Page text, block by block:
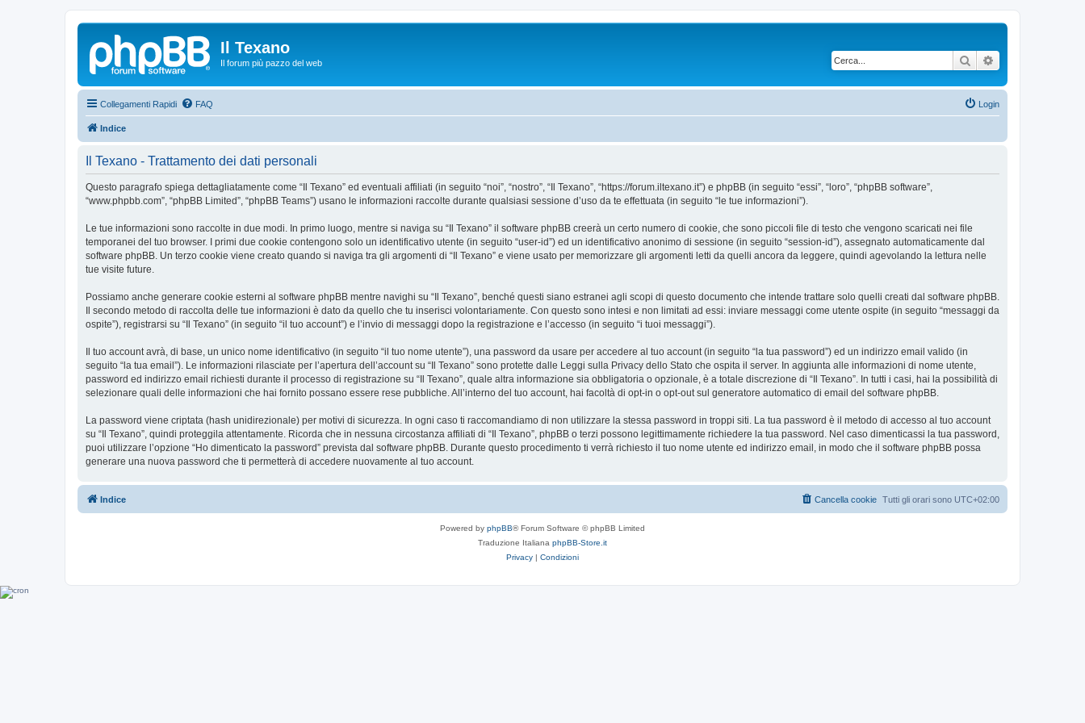
Il Texano
Il forum più pazzo del web Cerca
Collegamenti Rapidi FAQ Login
Indice
Il Texano - Trattamento dei dati personali
Questo paragrafo spiega dettagliatamente come “Il Texano” ed eventuali affiliati (in seguito “noi”, “nostro”, “Il Texano”, “https://forum.iltexano.it”) e phpBB (in seguito “essi”, “loro”, “phpBB software”,
“www.phpbb.com”, “phpBB Limited”, “phpBB Teams”) usano le informazioni raccolte durante qualsiasi sessione d’uso da te effettuata (in seguito “le tue informazioni”).
Le tue informazioni sono raccolte in due modi. In primo luogo, mentre si naviga su “Il Texano” il software phpBB creerà un certo numero di cookie, che sono piccoli file di testo che vengono scaricati nei file
temporanei del tuo browser. I primi due cookie contengono solo un identificativo utente (in seguito “user-id”) ed un identificativo anonimo di sessione (in seguito “session-id”), assegnato automaticamente dal
software phpBB. Un terzo cookie viene creato quando si naviga tra gli argomenti di “Il Texano” e viene usato per memorizzare gli argomenti letti da quelli ancora da leggere, quindi agevolando la lettura nelle
tue visite future.
Possiamo anche generare cookie esterni al software phpBB mentre navighi su “Il Texano”, benché questi siano estranei agli scopi di questo documento che intende trattare solo quelli creati dal software phpBB.
Il secondo metodo di raccolta delle tue informazioni è dato da quello che tu inserisci volontariamente. Con questo sono intesi e non limitati ad essi: inviare messaggi come utente ospite (in seguito “messaggi da
ospite”), registrarsi su “Il Texano” (in seguito “il tuo account”) e l’invio di messaggi dopo la registrazione e l’accesso (in seguito “i tuoi messaggi”).
Il tuo account avrà, di base, un unico nome identificativo (in seguito “il tuo nome utente”), una password da usare per accedere al tuo account (in seguito “la tua password”) ed un indirizzo email valido (in
seguito “la tua email”). Le informazioni rilasciate per l’apertura dell’account su “Il Texano” sono protette dalle Leggi sulla Privacy dello Stato che ospita il server. In aggiunta alle informazioni di nome utente,
password ed indirizzo email richiesti durante il processo di registrazione su “Il Texano”, quale altra informazione sia obbligatoria o opzionale, è a totale discrezione di “Il Texano”. In tutti i casi, hai la possibilità di
selezionare quali delle informazioni che hai fornito possano essere rese pubbliche. All’interno del tuo account, hai facoltà di opt-in o opt-out sul generatore automatico di email del software phpBB.
La password viene criptata (hash unidirezionale) per motivi di sicurezza. In ogni caso ti raccomandiamo di non utilizzare la stessa password in troppi siti. La tua password è il metodo di accesso al tuo account
su “Il Texano”, quindi proteggila attentamente. Ricorda che in nessuna circostanza affiliati di “Il Texano”, phpBB o terzi possono legittimamente richiedere la tua password. Nel caso dimenticassi la tua password,
puoi utilizzare l’opzione “Ho dimenticato la password” prevista dal software phpBB. Durante questo procedimento ti verrà richiesto il tuo nome utente ed indirizzo email, in modo che il software phpBB possa
generare una nuova password che ti permetterà di accedere nuovamente al tuo account.
Indice Tutti gli orari sono UTC+02:00
Cancella cookie
Powered by phpBB® Forum Software © phpBB Limited
Traduzione Italiana phpBB-Store.it
Privacy | Condizioni